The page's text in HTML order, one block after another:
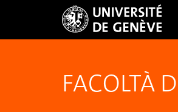
FACOLTÀ